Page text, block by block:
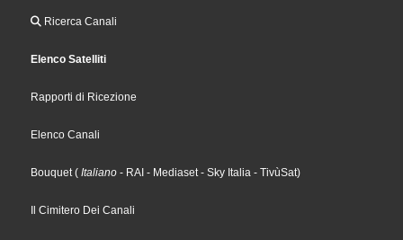
Ricerca Canali
Elenco Satelliti
Rapporti di Ricezione
Elenco Canali
Bouquet( Italiano - RAI - Mediaset- Sky Italia - TivùSat)
Il Cimitero Dei Canali